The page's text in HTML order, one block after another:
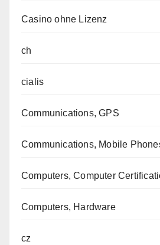
Casino ohne Lizenz
ch
cialis
Communications, GPS
Communications, Mobile
Computers, Computer
Computers, Hardware
cz